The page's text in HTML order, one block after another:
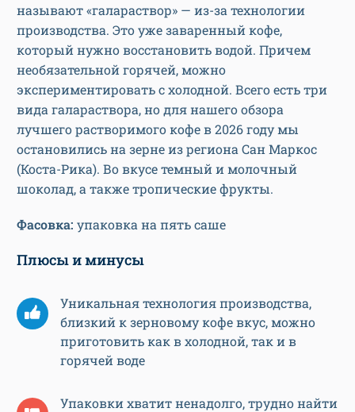
называют «галараствор» — из-за технологии
производства. Это уже заваренный кофе,
который нужно восстановить водой. Причем
необязательной горячей, можно
экспериментировать с холодной. Всего есть три
вида галараствора, но для нашего обзора
лучшего растворимого кофе в 2026 году мы
остановились на зерне из региона Сан Маркос
(Коста-Рика). Во вкусе темный и молочный
шоколад, а также тропические фрукты.
Фасовка: упаковка на пять саше
Плюсы и минусы
Уникальная технология производства,
близкий к зерновому кофе вкус, можно
приготовить как в холодной, так и в
горячей воде
Упаковки хватит ненадолго, трудно найти